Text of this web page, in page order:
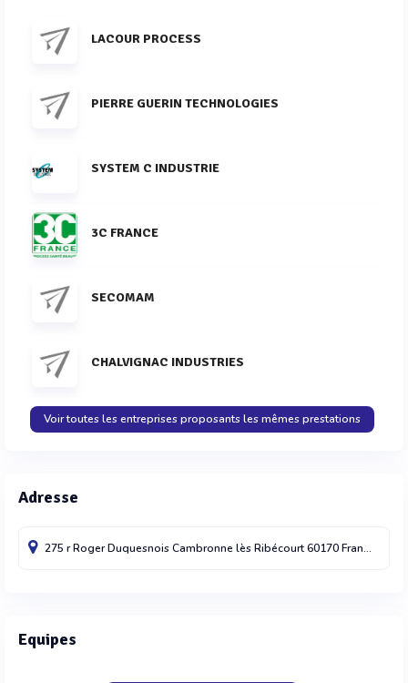
LACOUR PROCESS
PIERRE GUERIN TECHNOLOGIES
SYSTEM C INDUSTRIE
3C FRANCE
SECOMAM
CHALVIGNAC INDUSTRIES
Voir toutes les entreprises proposants les mêmes prestations
Adresse
275 r Roger DuquesnoisCambronne lès Ribécourt60170France
Equipes